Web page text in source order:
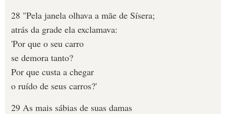
28 "Pela janela olhava a mãe de Sísera;
atrás da grade ela exclamava:
'Por que o seu carro
se demora tanto?
Por que custa a chegar
o ruído de seus carros?'
29 As mais sábias de suas damas